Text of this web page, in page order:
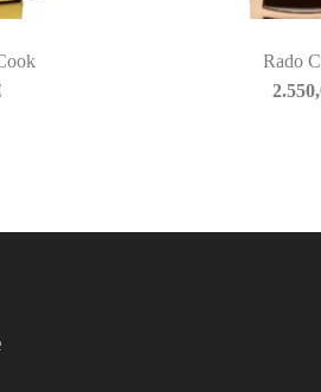
Rado